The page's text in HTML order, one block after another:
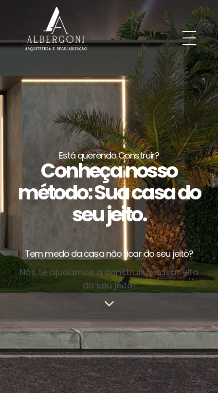
Está querendo Construir?
Conheça nosso
método: Sua casa do
seu jeito.
Tem medo da casa não ficar do seu jeito?
Nós te ajudamos a construir a casa feita
do seu jeito!